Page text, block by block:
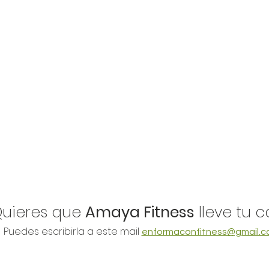
que Amaya Fitness lleve tu
Puedes escribirla a este mail